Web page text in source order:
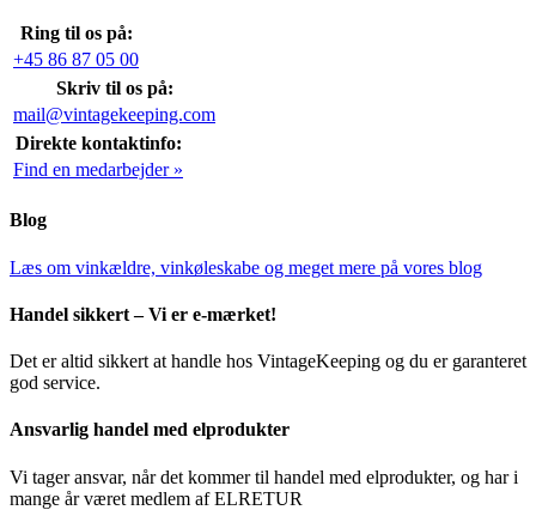
Ring til os på:
+45 86 87 05 00
Skriv til os på:
mail@vintagekeeping.com
Direkte kontaktinfo:
Find en medarbejder »
Blog
Læs om vinkældre, vinkøleskabe og meget mere på vores blog
Handel sikkert – Vi er e-mærket!
Det er altid sikkert at handle hos VintageKeeping og du er garanteret
god service.
Ansvarlig handel med elprodukter
Vi tager ansvar, når det kommer til handel med elprodukter, og har i
mange år været medlem af ELRETUR